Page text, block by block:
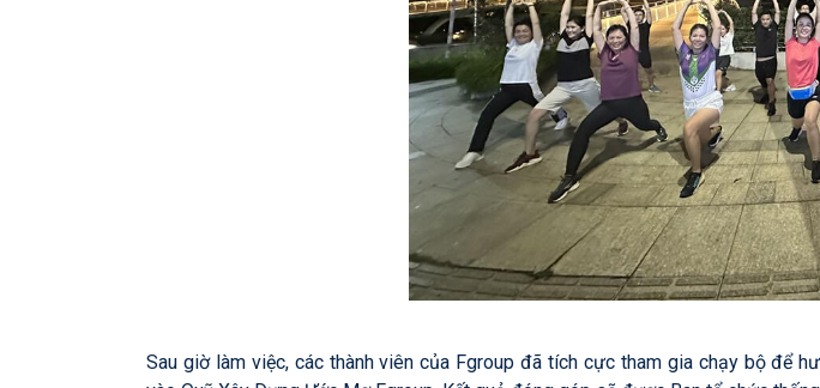
Sau giờ làm việc, các thành viên của Fgroup đã tích cực tham gia chạy bộ để